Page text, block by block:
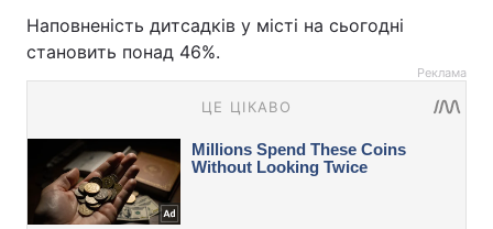
Наповненість дитсадків у місті на сьогодні
становить понад 46%.
Реклама